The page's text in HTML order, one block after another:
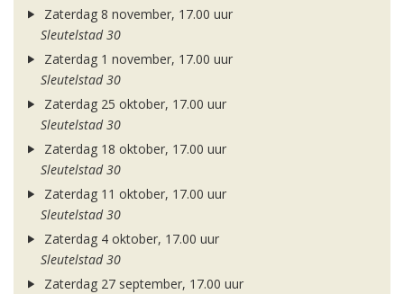
Zaterdag 8 november, 17.00 uur
Sleutelstad 30
Zaterdag 1 november, 17.00 uur
Sleutelstad 30
Zaterdag 25 oktober, 17.00 uur
Sleutelstad 30
Zaterdag 18 oktober, 17.00 uur
Sleutelstad 30
Zaterdag 11 oktober, 17.00 uur
Sleutelstad 30
Zaterdag 4 oktober, 17.00 uur
Sleutelstad 30
Zaterdag 27 september, 17.00 uur